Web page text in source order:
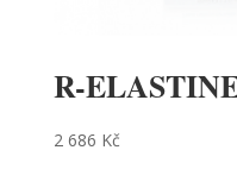
R-
2 686 Kč